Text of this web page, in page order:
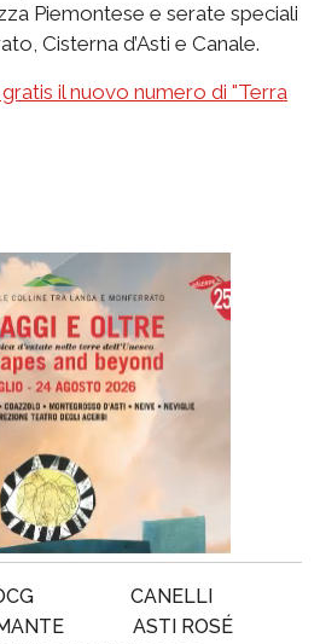
Piemontese e serate speciali
Cisterna d’Asti e Canale.
il nuovo numero di "Terra
CANELLI
ASTI ROSÉ